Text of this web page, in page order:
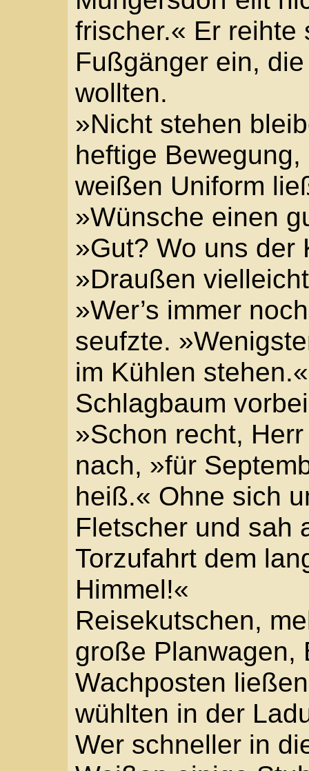
»Draußen vielleicht.
»Wer’s immer noch
seufzte.
im Kühlen stehen.«
Schlagbaum vorbei.
»Schon recht, Herr
nach, »für September
heiß.« Ohne sich
Fletscher und sah
Torzufahrt dem
Himmel!«
Reisekutschen, mehr
große Planwagen,
Wachposten ließen
wühlten in der
Wer schneller in die
Weißen einige
warten. »Ist wie im
sich da keiner mehr.«
den Gespannen
Fenster der
zu, kannte er ein
leichten Verbeugung.
Er näherte sich
war unruhig, schabte
Pflaster. Auf dem
Kappe tief über den
Paulus Fletscher